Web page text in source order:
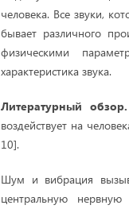
человека. Все звуки,
бывает различного
физическими
характеристика звука.
Литературный обзор.
воздействует на
10].
Шум и вибрация
центральную нервную